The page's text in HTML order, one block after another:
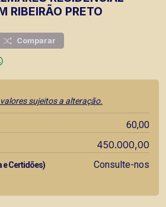
RIBEIRÃO PRETO
Comparar
valores sujeitos a alteração.
60,00
450.000,00
e Certidões) Consulte-nos